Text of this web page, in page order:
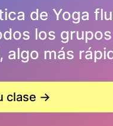
de Yoga
los
algo más
clase →